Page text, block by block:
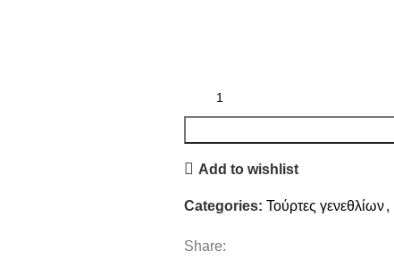
Add to wishlist
Categories: Τούρτες γενεθλίων,
Share: